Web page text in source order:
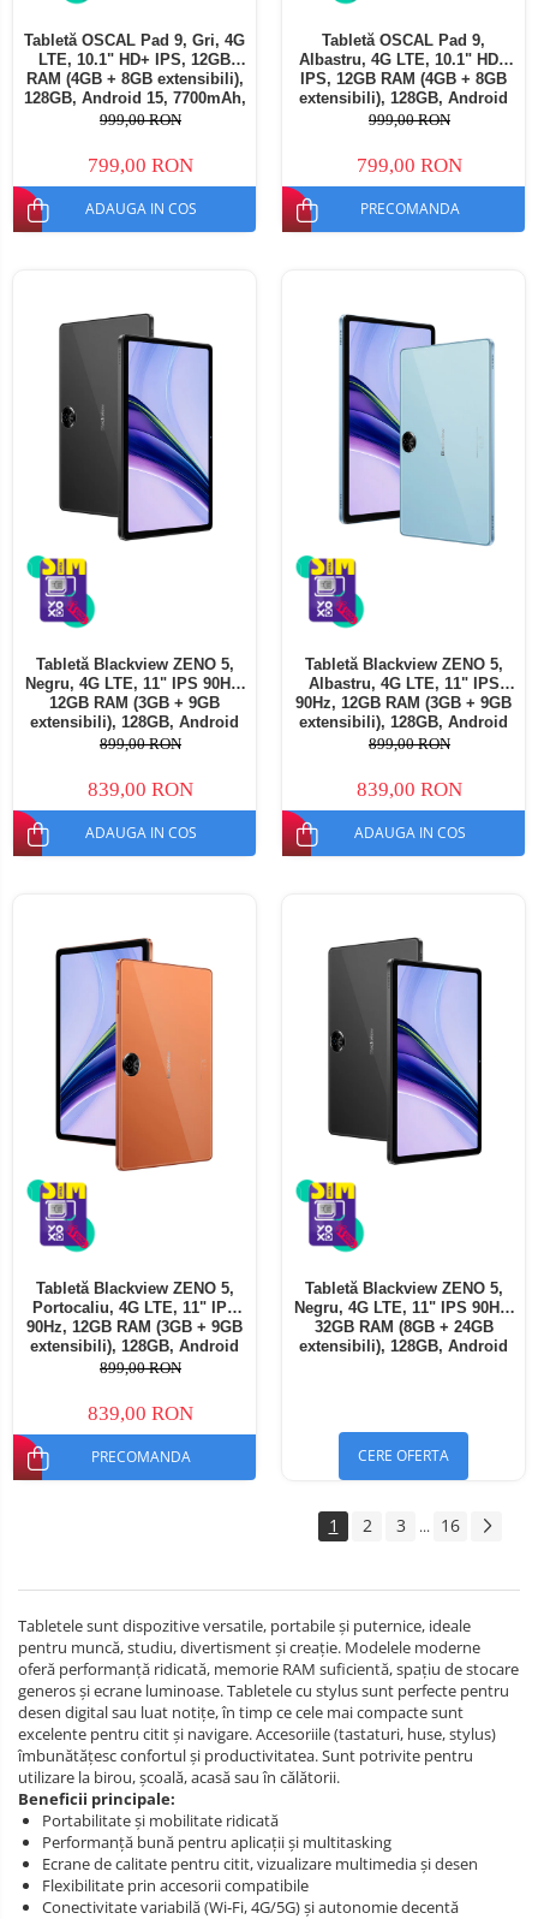
Tabletă OSCAL Pad 9, Gri, 4G
LTE, 10.1" HD+ IPS, 12GB
RAM (4GB + 8GB extensibili),
128GB, Android 15, 7700mAh,
Dual SIM
999,00 RON
799,00 RON
ADAUGA IN COS
Tabletă OSCAL Pad 9,
Albastru, 4G LTE, 10.1" HD+
IPS, 12GB RAM (4GB + 8GB
extensibili), 128GB, Android
15, 7700mAh, Dual SIM
999,00 RON
799,00 RON
PRECOMANDA
Tabletă Blackview ZENO 5,
Negru, 4G LTE, 11" IPS 90Hz,
12GB RAM (3GB + 9GB
extensibili), 128GB, Android
16, Unisoc T7250, 8300mAh,
SIM
899,00 RON
839,00 RON
ADAUGA IN COS
Tabletă Blackview ZENO 5,
Albastru, 4G LTE, 11" IPS
90Hz, 12GB RAM (3GB + 9GB
extensibili), 128GB, Android
16, Unisoc T7250, 8300mAh,
SIM
899,00 RON
839,00 RON
ADAUGA IN COS
Tabletă Blackview ZENO 5,
Portocaliu, 4G LTE, 11" IPS
90Hz, 12GB RAM (3GB + 9GB
extensibili), 128GB, Android
16, Unisoc T7250, 8300mAh,
SIM
899,00 RON
839,00 RON
PRECOMANDA
Tabletă Blackview ZENO 5,
Negru, 4G LTE, 11" IPS 90Hz,
32GB RAM (8GB + 24GB
extensibili), 128GB, Android
CERE OFERTA
1 2 3 ... 16
Tabletele sunt dispozitive versatile, portabile și puternice, ideale
pentru muncă, studiu, divertisment și creație. Modelele moderne
oferă performanță ridicată, memorie RAM suficientă, spațiu de stocare
generos și ecrane luminoase. Tabletele cu stylus sunt perfecte pentru
desen digital sau luat notițe, în timp ce cele mai compacte sunt
excelente pentru citit și navigare. Accesoriile (tastaturi, huse, stylus)
îmbunătățesc confortul și productivitatea. Sunt potrivite pentru
utilizare la birou, școală, acasă sau în călătorii.
Beneficii principale:
Portabilitate și mobilitate ridicată
Performanță bună pentru aplicații și multitasking
Ecrane de calitate pentru citit, vizualizare multimedia și desen
Flexibilitate prin accesorii compatibile
Conectivitate variabilă (Wi‑Fi, 4G/5G) și autonomie decentă